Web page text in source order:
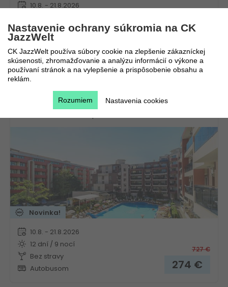
10.8. - 21.8.2026
All inclusive
Autobusom
1 470
Hotel Admiral Plaza
Novinka!
10.8. - 21.8.2026
12 dní / 9 nocí
Bez stravy
Autobusom
727€
274 €
Nastavenie ochrany súkromia na CK
JazzWelt
CK JazzWelt používa súbory cookie na zlepšenie zákazníckej
skúsenosti, zhromažďovanie a analýzu informácií o výkone a
používaní stránok a na vylepšenie a prispôsobenie obsahu a
reklám.
Nastavenia cookies
Rozumiem